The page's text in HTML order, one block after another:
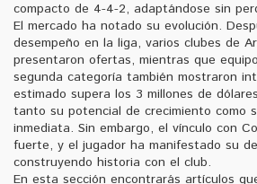
compacto de 4-4-2, adaptándose sin
El mercado ha notado su evolución.
desempeño en la liga, varios clubes de
presentaron ofertas, mientras que
segunda categoría también mostraron
estimado supera los 3 millones de
tanto su potencial de crecimiento como
inmediata. Sin embargo, el vínculo con
fuerte, y el jugador ha manifestado su
construyendo historia con el club.
En esta sección encontrarás artículos